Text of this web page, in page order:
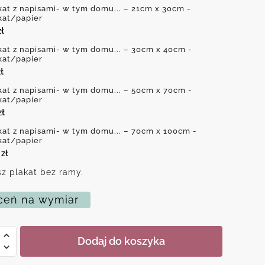
z napisami- w tym domu... – 21cm x 30cm -
papier
z napisami- w tym domu... – 30cm x 40cm -
papier
z napisami- w tym domu... – 50cm x 70cm -
papier
z napisami- w tym domu... – 70cm x 100cm -
papier
zł
plakat bez ramy.
na wymiar
Dodaj do koszyka